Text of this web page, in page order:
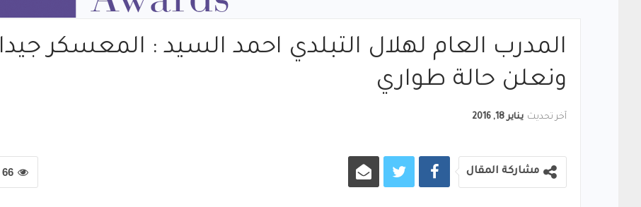
المدرب العام لهلال التبلدي احمد السيد : المعسكر جيدا
ونعلن حالة طواري
آخر تحديث يناير 18, 2016
66 مشاركة المقال